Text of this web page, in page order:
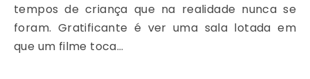
tempos de criança que na realidade nunca se
foram. Gratificante é ver uma sala lotada em
que um filme toca…